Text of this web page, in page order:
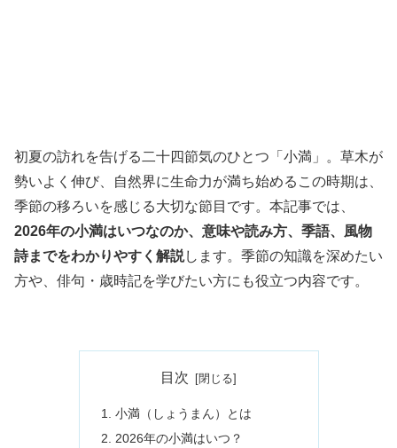
初夏の訪れを告げる二十四節気のひとつ「小満」。草木が
勢いよく伸び、自然界に生命力が満ち始めるこの時期は、
季節の移ろいを感じる大切な節目です。本記事では、
2026年の小満はいつなのか、意味や読み方、季語、風物
詩までをわかりやすく解説します。季節の知識を深めたい
方や、俳句・歳時記を学びたい方にも役立つ内容です。
目次
小満（しょうまん）とは
2026年の小満はいつ？